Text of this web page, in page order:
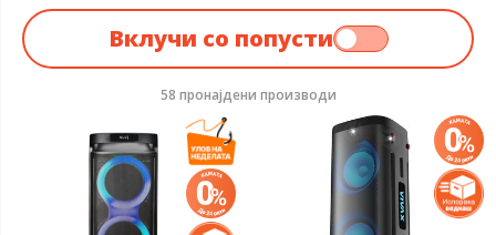
Вклучи со попусти
58 пронајдени производи